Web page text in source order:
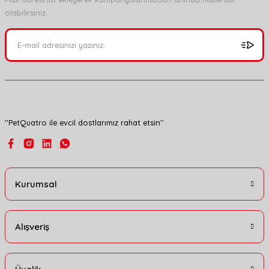
Ürün resmi kalitesiz, bozuk veya görüntülenemiyor.
Ürün bilgilerinde hatalar bulunuyor.
olabilirsiniz.
''PetQuatro ile evcil dostlarımız rahat etsin''
Kurumsal
Alışveriş